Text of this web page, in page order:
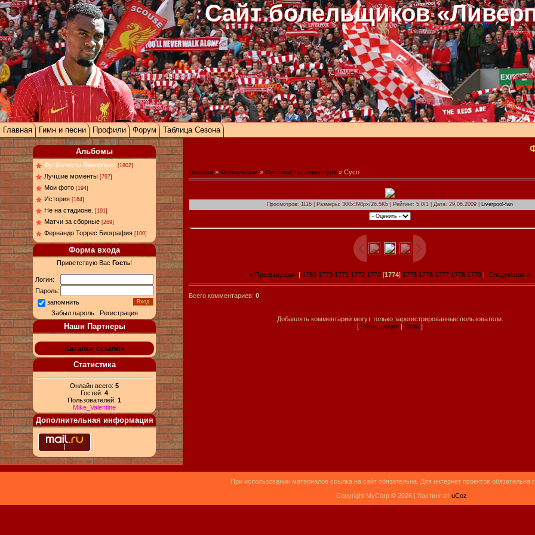
Сайт болельщиков
Главная Гимн и песни Профили Форум Таблица Сезона
Альбомы
Футболисты Ливерпуля [1802]
Лучшие моменты [797]
Мои фото [194]
История [164]
Не на стадионе. [191]
Матчи за сборные [269]
Фернандо Торрес Биография [100]
Форма входа
Приветствую Вас Гость!
Логин:
Пароль:
запомнить
Забыл пароль| Регистрация
Наши Партнеры
Каталог ссылок
Статистика
Онлайн всего: 5
Гостей: 4
Пользователей: 1
Mike_Valentine
Дополнительная информация
Главная » Фотоальбом » Футболисты Ливерпуля » Сусо
Просмотров: 1116 | Размеры: 300x398px/26.5Kb | Рейтинг: 5.0/1 | Дата: 29.06.2009 | Liverpool-fan
« Предыдущая 1769 1770 1771 1772 1773 [1774] 1775 1776 1777 1778 1779 Следующая »
Всего комментариев: 0
Добавлять комментарии могут только зарегистрированные пользователи.
[ Регистрация | Вход ]
При использовании материалов ссылка на сайт обязательна. Для интернет проектов обязательна
Copyright MyCorp © 2026 | Хостинг от uCoz